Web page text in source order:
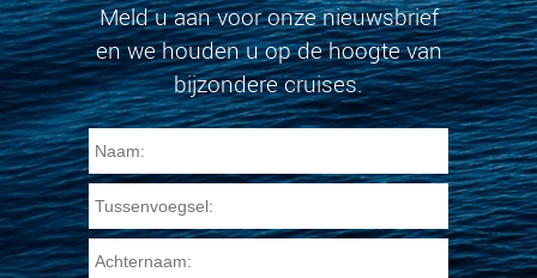
Meld u aan voor onze nieuwsbrief
en we houden u op de hoogte van
bijzondere cruises.